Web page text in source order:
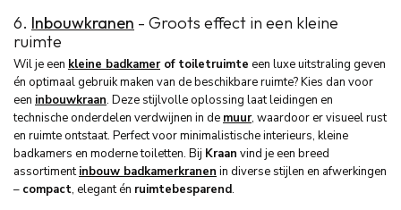
6. Inbouwkranen - Groots effect in een kleine
ruimte
Wil je een kleine badkamerof toiletruimte een luxe uitstraling geven
én optimaal gebruik maken van de beschikbare ruimte? Kies dan voor
een inbouwkraan. Deze stijlvolle oplossing laat leidingen en
technische onderdelen verdwijnen in de muur, waardoor er visueel rust
en ruimte ontstaat. Perfect voor minimalistische interieurs, kleine
badkamers en moderne toiletten. Bij Kraan vind je een breed
assortimentinbouw badkamerkranen in diverse stijlen en afwerkingen
– compact, elegant én ruimtebesparend.